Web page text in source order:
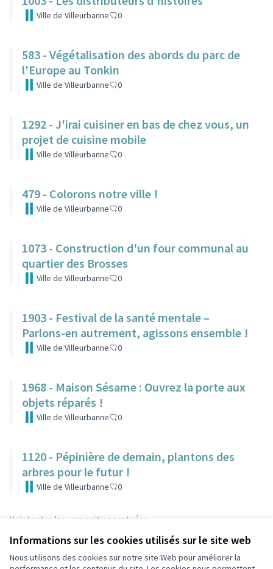
Informations sur les cookies utilisés sur le site web
Nous utilisons des cookies sur notre site Web pour améliorer la
Ville de Villeurbanne 0
583 - Végétalisation des abords du parc de
l'Europe au Tonkin
Ville de Villeurbanne 0
1292 - J'irai cuisiner en bas de chez vous, un
projet de cuisine mobile
Ville de Villeurbanne 0
479 - Colorons notre ville !
Ville de Villeurbanne 0
1073 - Construction d'un four communal au
quartier des Brosses
Ville de Villeurbanne 0
1903 - Festival de la santé mentale –
Parlons-en autrement, agissons ensemble !
Ville de Villeurbanne 0
1968 - Maison Sésame : Ouvrez la porte aux
objets réparés !
Ville de Villeurbanne 0
1120 - Pépinière de demain, plantons des
arbres pour le futur !
Ville de Villeurbanne 0
Voir toutes les propositions retirées
Conditions d'utilisation